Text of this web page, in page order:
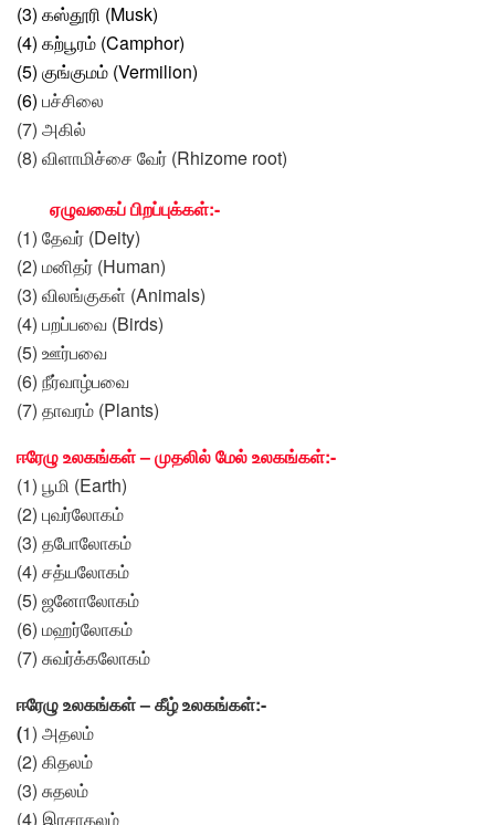
(3) கஸ்தூரி (Musk)
(4) கற்பூரம் (Camphor)
(5) குங்குமம் (Vermilion)
(6) பச்சிலை
(7) அகில்
(8) விளாமிச்சை வேர் (Rhizome root)
ஏழுவகைப் பிறப்புக்கள்:-
(1) தேவர் (Deity)
(2) மனிதர் (Human)
(3) விலங்குகள் (Animals)
(4) பறப்பவை (Birds)
(5) ஊர்பவை
(6) நீர்வாழ்பவை
(7) தாவரம் (Plants)
ஈரேழு உலகங்கள் – முதலில் மேல் உலகங்கள்:-
(1) பூமி (Earth)
(2) புவர்லோகம்
(3) தபோலோகம்
(4) சத்யலோகம்
(5) ஜனோலோகம்
(6) மஹர்லோகம்
(7) சுவர்க்கலோகம்
ஈரேழு உலகங்கள் – கீழ் உலகங்கள்:-
(1) அதலம்
(2) கிதலம்
(3) சுதலம்
(4) இரசாதலம்